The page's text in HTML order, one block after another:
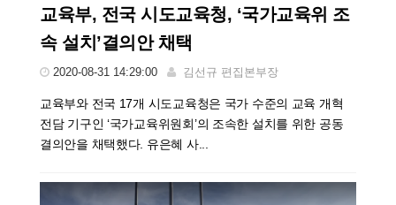
교육부, 전국 시도교육청, ‘국가교육위 조
속 설치’결의안 채택
2020-08-31 14:29:00 김선규 편집본부장
교육부와 전국 17개 시도교육청은 국가 수준의 교육 개혁
전담 기구인 ‘국가교육위원회’의 조속한 설치를 위한 공동
결의안을 채택했다. 유은혜 사...